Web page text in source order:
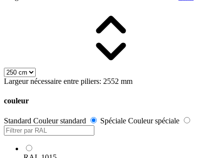
Largeur nécessaire entre piliers: 2552 mm
couleur
Standard Couleur standard Spéciale Couleur spéciale